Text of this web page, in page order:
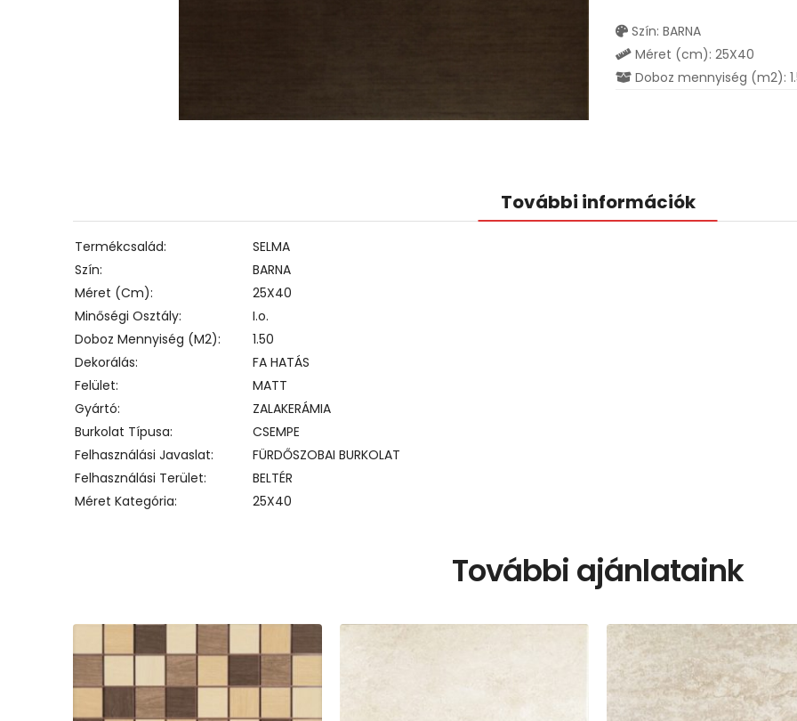
Szín: BARNA
Méret (cm): 25X40
Doboz mennyiség (m2):
További információk
Termékcsalád
SELMA
Szín
BARNA
Méret (cm)
25X40
Minőségi Osztály
I.o.
Doboz Mennyiség (m2)
1.50
Dekorálás
FA HATÁS
Felület
MATT
Gyártó
ZALAKERÁMIA
Burkolat Típusa
CSEMPE
Felhasználási Javaslat
FÜRDŐSZOBAI BURKOLAT
Felhasználási Terület
BELTÉR
Méret Kategória
25X40
További ajánlataink